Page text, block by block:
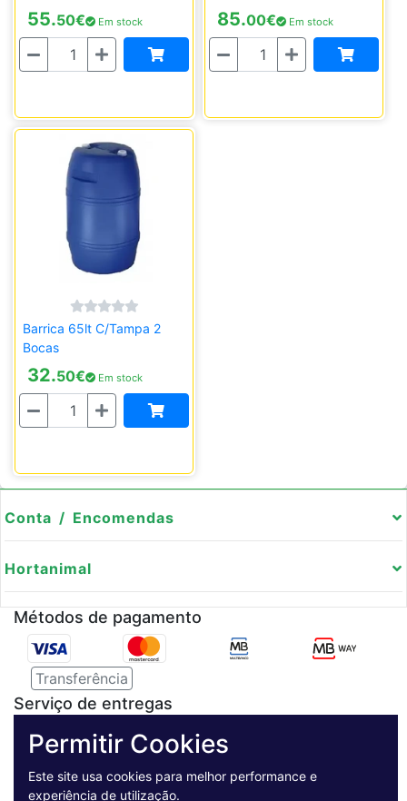
55.50€ Em stock
Quantidade
85.00€ Em stock
Quantidade
Barrica 65lt C/Tampa 2
Bocas
32.50€ Em stock
Quantidade
Conta / Encomendas
Hortanimal
Métodos de pagamento
Transferência
Serviço de entregas
Pagamento Seguro
Permitir Cookies
Este site usa cookies para melhor performance e
experiência de utilização.